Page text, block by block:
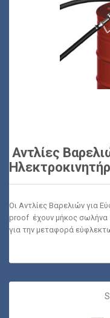
Αντλίες
Οι Αντλίες Βαρελιών για
proof έχουν μήκος σωλήνα
για την μεταφορά